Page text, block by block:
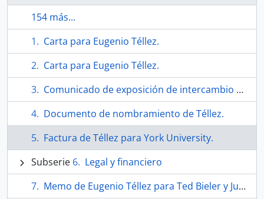
154 más...
Carta para Eugenio Téllez.
Carta para Eugenio Téllez.
Comunicado de exposición de intercambio de grabados con la universidad ser George Williams.
Documento de nombramiento de Téllez.
Factura de Téllez para York University.
Subserie
Legal y financiero
Memo de Eugenio Téllez para Ted Bieler y Judith Schwartz.